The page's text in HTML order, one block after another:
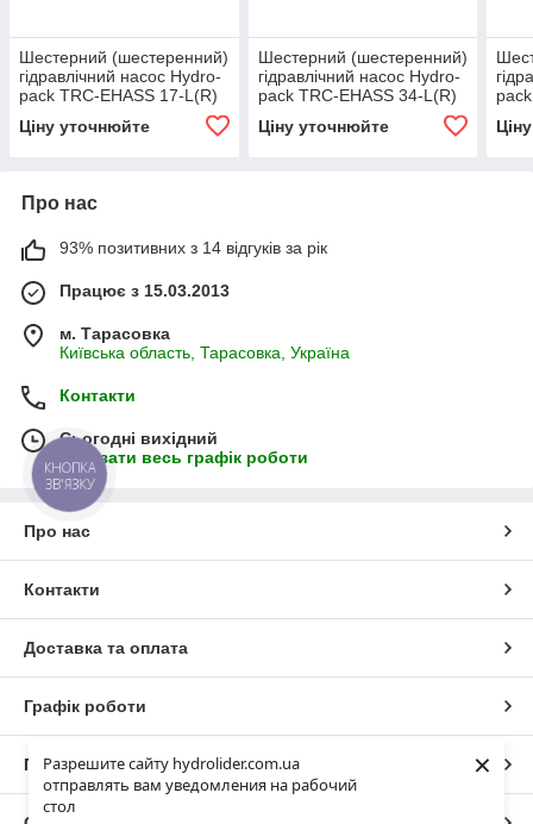
Разрешите сайту hydrolider.com.ua
отправлять вам уведомления на рабочий
стол
×
Шестерний (шестеренний)
гідравлічний насос Hydro-
pack TRC-EHASS 17-L(R)
Ціну уточнюйте
Шестерний (шестеренний)
гідравлічний насос Hydro-
pack TRC-EHASS 34-L(R)
Ціну уточнюйте
Про нас
93% позитивних з 14 відгуків за рік
Працює з 15.03.2013
м. Тарасовка
Київська область, Тарасовка, Україна
Контакти
Сьогодні вихідний
Показати весь графік роботи
Про нас
Контакти
Доставка та оплата
Графік роботи
Повна версія сайту
КНОПКА
ЗВ'ЯЗКУ